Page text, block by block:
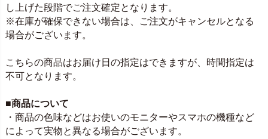
し上げた段階でご注文確定となります。
※在庫が確保できない場合は、ご注文がキャンセルとなる
場合がございます。
こちらの商品はお届け日の指定はできますが、時間指定は
不可となります。
■商品について
・商品の色味などはお使いのモニターやスマホの機種など
によって実物と異なる場合がございます。